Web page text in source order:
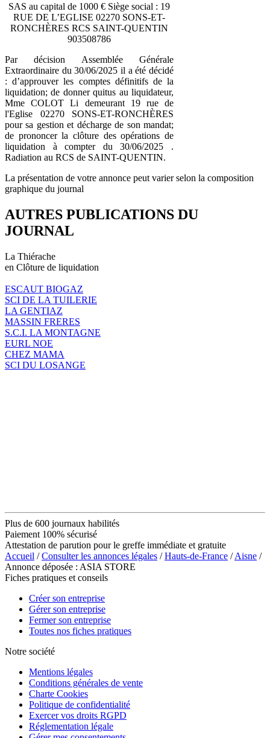
SAS au capital de 1000 € Siège social : 19
RUE DE L’EGLISE 02270 SONS-ET-
RONCHÈRES RCS SAINT-QUENTIN
903508786
Par décision Assemblée Générale
Extraordinaire du 30/06/2025 il a été décidé
: d’approuver les comptes définitifs de la
liquidation; de donner quitus au liquidateur,
Mme COLOT Li demeurant 19 rue de
l'Eglise 02270 SONS-ET-RONCHÈRES
pour sa gestion et décharge de son mandat;
de prononcer la clôture des opérations de
liquidation à compter du 30/06/2025 .
Radiation au RCS de SAINT-QUENTIN.
La présentation de votre annonce peut varier selon la composition
graphique du journal
AUTRES PUBLICATIONS DU
JOURNAL
La Thiérache
en Clôture de liquidation
ESCAUT BIOGAZ
SCI DE LA TUILERIE
LA GENTIAZ
MASSIN FRERES
S.C.I. LA MONTAGNE
EURL NOE
CHEZ MAMA
SCI DU LOSANGE
Plus de 600 journaux habilités
Paiement 100% sécurisé
Attestation de parution pour le greffe immédiate et gratuite
Accueil /Consulter les annonces légales /Hauts-de-France /Aisne /
Annonce déposée : ASIA STORE
Fiches pratiques et conseils
Créer son entreprise
Gérer son entreprise
Fermer son entreprise
Toutes nos fiches pratiques
Notre société
Mentions légales
Conditions générales de vente
Charte Cookies
Politique de confidentialité
Exercer vos droits RGPD
Réglementation légale